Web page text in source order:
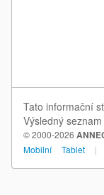
Tato informační
Výsledný
© 2000-2026
Mobilní
Tablet |